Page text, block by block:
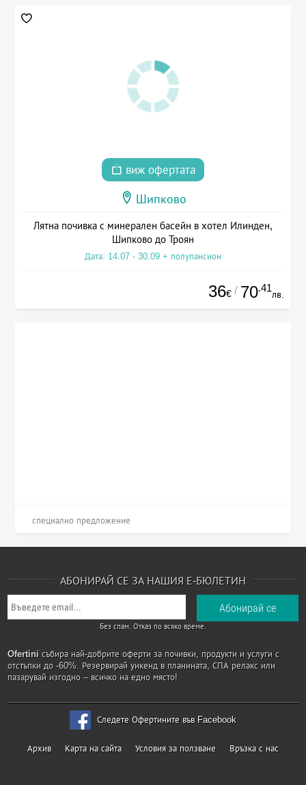
виж офертата
Шипково
Лятна почивка с минерален басейн в хотел Илинден,
Шипково до Троян
Дата: 14.07 - 30.09 + полупансион
36€ / 70.41
лв.
специално предложение
АБОНИРАЙ СЕ ЗА НАШИЯ Е-БЮЛЕТИН
Без спам. Отказ по всяко време.
Ofertini събира най-добрите оферти за почивки, продукти и услуги с
отстъпки до -60%. Резервирай уикенд в планината, СПА релакс или
пазарувай изгодно – всичко на едно място!
Следете Офертините във Facebook
Архив Карта на сайта Условия за ползване Връзка с нас